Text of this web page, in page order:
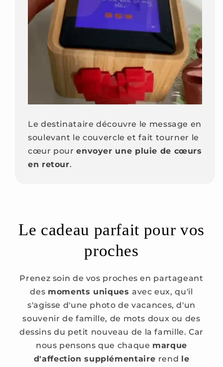
Le destinataire découvre le message en
soulevant le couvercle et fait tourner le
cœur pourenvoyer une pluie de cœurs
en retour.
Le cadeau parfait pour vos
proches
Prenez soin de vos proches en partageant
des moments uniquesavec eux, qu'il
s'agisse d'une photo de vacances, d'un
souvenir de famille, de mots doux ou des
dessins du petit nouveau de la famille. Car
nous pensons que chaque marque
d'affection supplémentaire rend le